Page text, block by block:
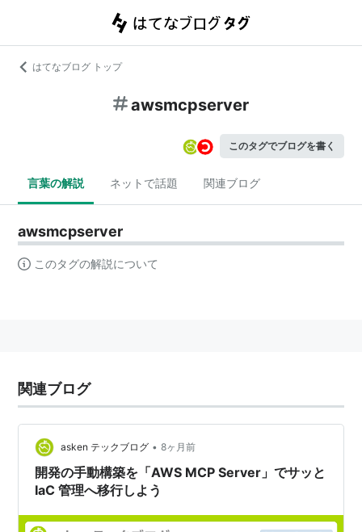
はてなブログ トップ
awsmcpserver
このタグでブログを書く
言葉の解説 ネットで話題 関連ブログ
awsmcpserver
このタグの解説について
関連ブログ
asken テックブログ • 8ヶ月前
開発の手動構築を「AWS MCP Server」でサッと
IaC 管理へ移行しよう